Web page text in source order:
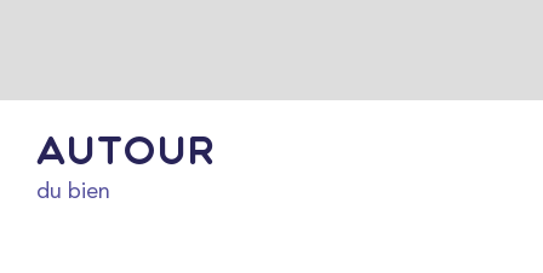
Autour
du bien